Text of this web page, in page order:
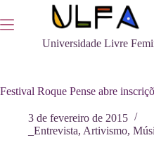
para
o
Universidade Livre
Festival Roque Pense abre
3 de fevereiro de 2015
_Entrevista, Artivismo,